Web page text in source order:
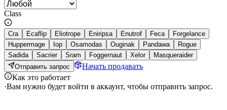
Class
Cra Ecaflip Eliotrope Eniripsa Enutrof Feca
Forgelance
Huppermage
Iop Osamodas Ouginak Pandawa
Rogue
Sadida
Sacrier Sram Foggernaut Xelor
Masqueraider
Отправить запрос
Начать продавать
Как это работает
·Вам нужно будет войти в аккаунт, чтобы отправить запрос.